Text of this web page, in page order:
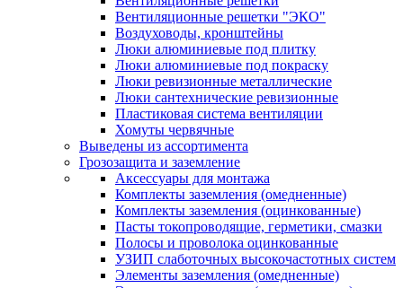
Вентиляционные решетки "ЭКО"
Воздуховоды, кронштейны
Люки алюминиевые под плитку
Люки алюминиевые под покраску
Люки ревизионные металлические
Люки сантехнические ревизионные
Пластиковая система вентиляции
Хомуты червячные
Выведены из ассортимента
Грозозащита и заземление
Аксессуары для монтажа
Комплекты заземления (омедненные)
Комплекты заземления (оцинкованные)
Пасты токопроводящие, герметики, смазки
Полосы и проволока оцинкованные
УЗИП слаботочных высокочастотных систем
Элементы заземления (омедненные)